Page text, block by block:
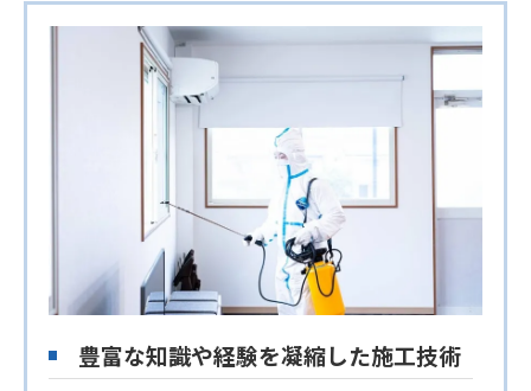
豊富な知識や経験を凝縮した施工技術